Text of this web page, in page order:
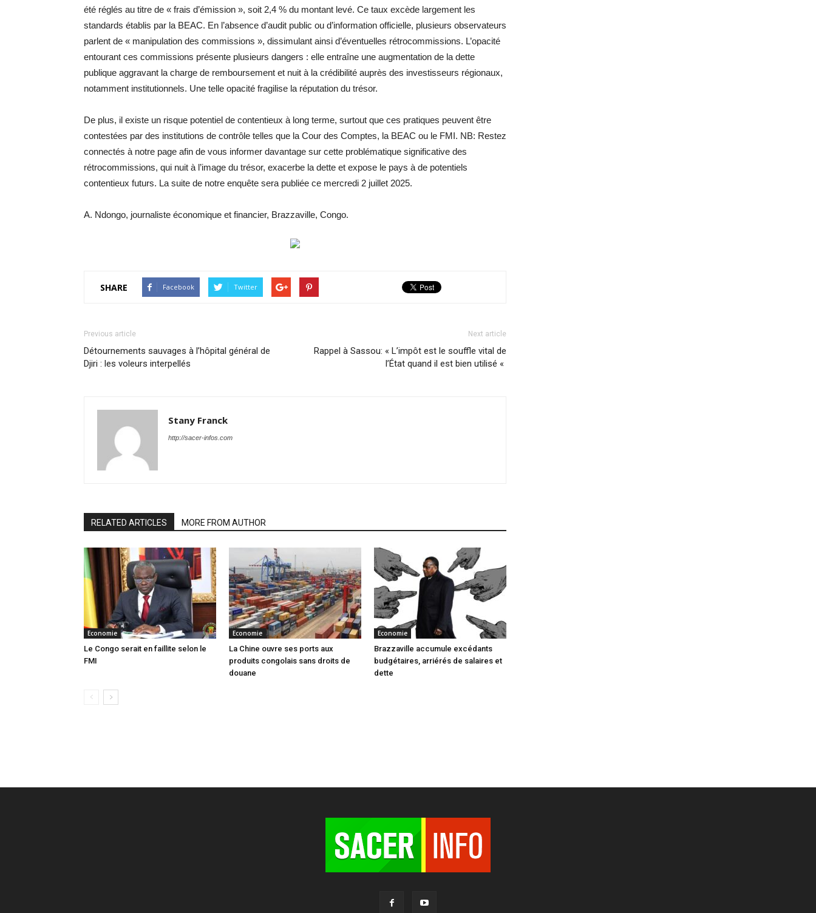
été réglés au titre de « frais d’émission », soit 2,4 % du montant levé. Ce taux excède largement les
standards établis par la BEAC. En l’absence d’audit public ou d’information officielle, plusieurs observateurs
parlent de « manipulation des commissions », dissimulant ainsi d’éventuelles rétrocommissions. L’opacité
entourant ces commissions présente plusieurs dangers : elle entraîne une augmentation de la dette
publique aggravant la charge de remboursement et nuit à la crédibilité auprès des investisseurs régionaux,
notamment institutionnels. Une telle opacité fragilise la réputation du trésor.
De plus, il existe un risque potentiel de contentieux à long terme, surtout que ces pratiques peuvent être
contestées par des institutions de contrôle telles que la Cour des Comptes, la BEAC ou le FMI. NB: Restez
connectés à notre page afin de vous informer davantage sur cette problématique significative des
rétrocommissions, qui nuit à l’image du trésor, exacerbe la dette et expose le pays à de potentiels
contentieux futurs. La suite de notre enquête sera publiée ce mercredi 2 juillet 2025.
A. Ndongo, journaliste économique et financier, Brazzaville, Congo.
SHARE Facebook Twitter
Previous article
Détournements sauvages à l’hôpital général de
Djiri : les voleurs interpellés
Next article
Rappel à Sassou: « L’impôt est le souffle vital de
l’État quand il est bien utilisé «
Stany Franck
http://sacer-infos.com
RELATED ARTICLES MORE FROM AUTHOR
Economie
Le Congo serait en faillite selon le
FMI
Economie
La Chine ouvre ses ports aux
produits congolais sans droits de
douane
Economie
Brazzaville accumule excédants
budgétaires, arriérés de salaires et
dette